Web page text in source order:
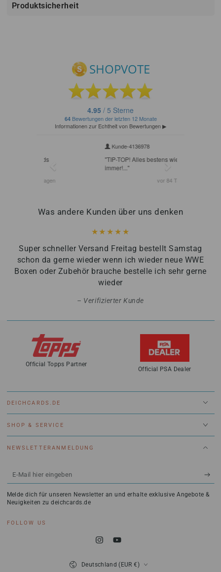
Produktsicherheit
Was andere Kunden über uns denken
Super schneller Versand Freitag bestellt Samstag
schon da gerne wieder wenn ich wieder neue WWE
Boxen oder Zubehör brauche bestelle ich sehr gerne
wieder
Verifizierter Kunde
Official Topps Partner
Official PSA Dealer
DEICHCARDS.DE
SHOP & SERVICE
NEWSLETTERANMELDUNG
E-
Mail
hier
Melde dich für unseren Newsletter an und erhalte exklusive Angebote &
Neuigkeiten zu deichcards.de
FOLLOW US
InstagramYouTube
Deutschland (EUR €)